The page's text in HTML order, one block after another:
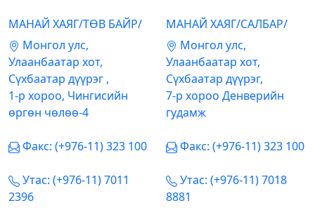
МАНАЙ ХАЯГ/ТӨВ БАЙР/
Mонгол улс,
Улаанбаатар хот,
Сүхбаатар дүүрэг ,
1-р хороо, Чингисийн
өргөн чөлөө-4
Факс: (+976-11) 323 100
Утас: (+976-11) 7011
2396
МАНАЙ ХАЯГ/САЛБАР/
Mонгол улс,
Улаанбаатар хот,
Сүхбаатар дүүрэг,
7-р хороо Денверийн
гудамж
Факс: (+976-11) 323 100
Утас: (+976-11) 7018
8881